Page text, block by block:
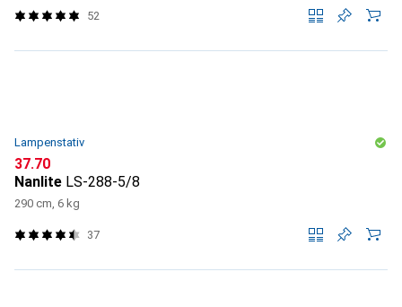
52
Lampenstativ
CHF
37.70
Nanlite LS-288-5/8
290 cm, 6 kg
37